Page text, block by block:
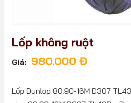
Lốp không ruột
Giá: 980.000 Đ
Lốp Dunlop 80.90-16M D307